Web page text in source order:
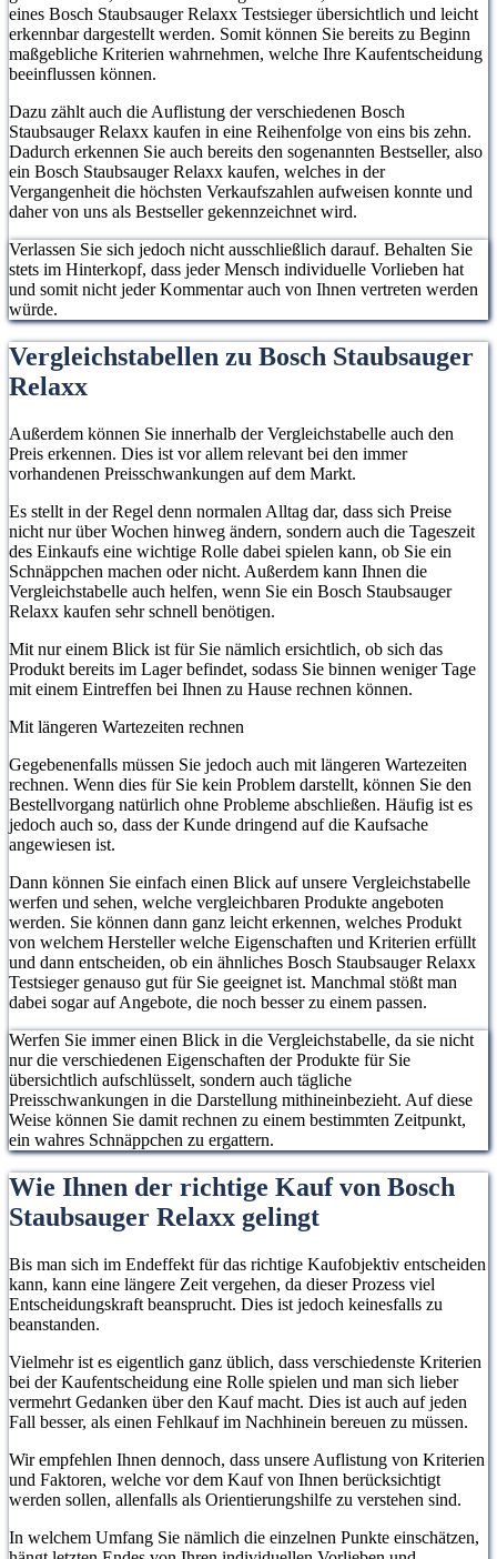
eines Bosch Staubsauger Relaxx Testsieger übersichtlich und leicht
erkennbar dargestellt werden. Somit können Sie bereits zu Beginn
maßgebliche Kriterien wahrnehmen, welche Ihre Kaufentscheidung
beeinflussen können.
Dazu zählt auch die Auflistung der verschiedenen Bosch
Staubsauger Relaxx kaufen in eine Reihenfolge von eins bis zehn.
Dadurch erkennen Sie auch bereits den sogenannten Bestseller, also
ein Bosch Staubsauger Relaxx kaufen, welches in der
Vergangenheit die höchsten Verkaufszahlen aufweisen konnte und
daher von uns als Bestseller gekennzeichnet wird.
Verlassen Sie sich jedoch nicht ausschließlich darauf. Behalten Sie
stets im Hinterkopf, dass jeder Mensch individuelle Vorlieben hat
und somit nicht jeder Kommentar auch von Ihnen vertreten werden
würde.
Vergleichstabellen zu Bosch Staubsauger
Relaxx
Außerdem können Sie innerhalb der Vergleichstabelle auch den
Preis erkennen. Dies ist vor allem relevant bei den immer
vorhandenen Preisschwankungen auf dem Markt.
Es stellt in der Regel denn normalen Alltag dar, dass sich Preise
nicht nur über Wochen hinweg ändern, sondern auch die Tageszeit
des Einkaufs eine wichtige Rolle dabei spielen kann, ob Sie ein
Schnäppchen machen oder nicht. Außerdem kann Ihnen die
Vergleichstabelle auch helfen, wenn Sie ein Bosch Staubsauger
Relaxx kaufen sehr schnell benötigen.
Mit nur einem Blick ist für Sie nämlich ersichtlich, ob sich das
Produkt bereits im Lager befindet, sodass Sie binnen weniger Tage
mit einem Eintreffen bei Ihnen zu Hause rechnen können.
Mit längeren Wartezeiten rechnen
Gegebenenfalls müssen Sie jedoch auch mit längeren Wartezeiten
rechnen. Wenn dies für Sie kein Problem darstellt, können Sie den
Bestellvorgang natürlich ohne Probleme abschließen. Häufig ist es
jedoch auch so, dass der Kunde dringend auf die Kaufsache
angewiesen ist.
Dann können Sie einfach einen Blick auf unsere Vergleichstabelle
werfen und sehen, welche vergleichbaren Produkte angeboten
werden. Sie können dann ganz leicht erkennen, welches Produkt
von welchem Hersteller welche Eigenschaften und Kriterien erfüllt
und dann entscheiden, ob ein ähnliches Bosch Staubsauger Relaxx
Testsieger genauso gut für Sie geeignet ist. Manchmal stößt man
dabei sogar auf Angebote, die noch besser zu einem passen.
Werfen Sie immer einen Blick in die Vergleichstabelle, da sie nicht
nur die verschiedenen Eigenschaften der Produkte für Sie
übersichtlich aufschlüsselt, sondern auch tägliche
Preisschwankungen in die Darstellung mithineinbezieht. Auf diese
Weise können Sie damit rechnen zu einem bestimmten Zeitpunkt,
ein wahres Schnäppchen zu ergattern.
Wie Ihnen der richtige Kauf von Bosch
Staubsauger Relaxx gelingt
Bis man sich im Endeffekt für das richtige Kaufobjektiv entscheiden
kann, kann eine längere Zeit vergehen, da dieser Prozess viel
Entscheidungskraft beansprucht. Dies ist jedoch keinesfalls zu
beanstanden.
Vielmehr ist es eigentlich ganz üblich, dass verschiedenste Kriterien
bei der Kaufentscheidung eine Rolle spielen und man sich lieber
vermehrt Gedanken über den Kauf macht. Dies ist auch auf jeden
Fall besser, als einen Fehlkauf im Nachhinein bereuen zu müssen.
Wir empfehlen Ihnen dennoch, dass unsere Auflistung von Kriterien
und Faktoren, welche vor dem Kauf von Ihnen berücksichtigt
werden sollen, allenfalls als Orientierungshilfe zu verstehen sind.
In welchem Umfang Sie nämlich die einzelnen Punkte einschätzen,